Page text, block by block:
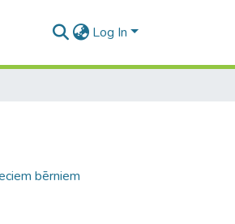
Log In
bērniem